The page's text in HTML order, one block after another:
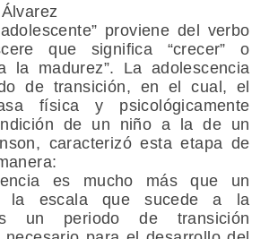
proviene del verbo
que significa “crecer” o
la madurez”. La adolescencia
de transición, en el cual, el
física y psicológicamente
de un niño a la de un
caracterizó esta etapa de
es mucho más que un
la escala que sucede a la
un periodo de transición